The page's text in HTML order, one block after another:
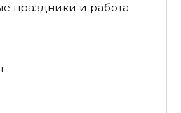
праздники и работа